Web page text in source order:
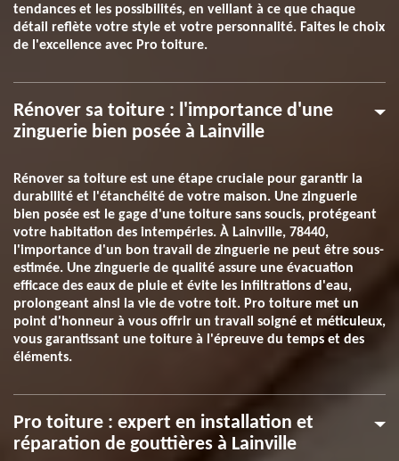
tendances et les possibilités, en veillant à ce que chaque
détail reflète votre style et votre personnalité. Faites le choix
de l'excellence avec Pro toiture.
Rénover sa toiture : l'importance d'une
zinguerie bien posée à Lainville
Rénover sa toiture est une étape cruciale pour garantir la
durabilité et l'étanchéité de votre maison. Une zinguerie
bien posée est le gage d'une toiture sans soucis, protégeant
votre habitation des intempéries. À Lainville, 78440,
l'importance d'un bon travail de zinguerie ne peut être sous-
estimée. Une zinguerie de qualité assure une évacuation
efficace des eaux de pluie et évite les infiltrations d'eau,
prolongeant ainsi la vie de votre toit. Pro toiture met un
point d'honneur à vous offrir un travail soigné et méticuleux,
vous garantissant une toiture à l'épreuve du temps et des
éléments.
Pro toiture : expert en installation et
réparation de gouttières à Lainville